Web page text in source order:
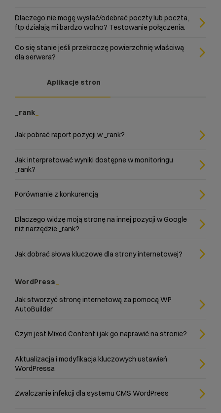
Dlaczego nie mogę wysłać/odebrać poczty lub poczta,
ftp działają mi bardzo wolno? Testowanie połączenia.
Co się stanie jeśli przekroczę powierzchnię właściwą
dla serwera?
Aplikacje stron
_rank
Jak pobrać raport pozycji w _rank?
Jak interpretować wyniki dostępne w monitoringu
_rank?
Porównanie z konkurencją
Dlaczego widzę moją stronę na innej pozycji w Google
niż narzędzie _rank?
Jak dobrać słowa kluczowe dla strony internetowej?
WordPress
Jak stworzyć stronę internetową za pomocą WP
AutoBuilder
Czym jest Mixed Content i jak go naprawić na stronie?
Aktualizacja i modyfikacja kluczowych ustawień
WordPressa
Zwalczanie infekcji dla systemu CMS WordPress